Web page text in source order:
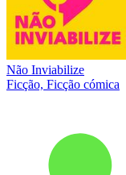
Não Inviabilize
Ficção, Ficção cómica